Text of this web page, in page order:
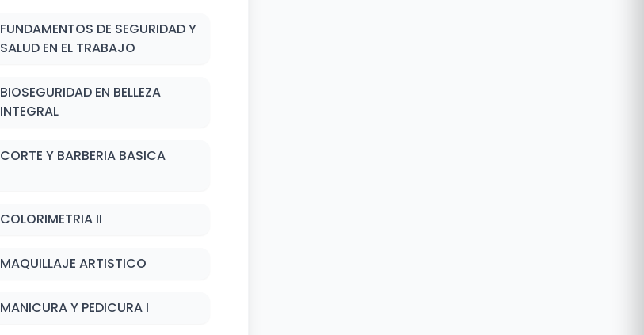
FUNDAMENTOS DE SEGURIDAD Y
SALUD EN EL TRABAJO
BIOSEGURIDAD EN BELLEZA
INTEGRAL
CORTE Y BARBERIA BASICA
COLORIMETRIA II
MAQUILLAJE ARTISTICO
MANICURA Y PEDICURA I